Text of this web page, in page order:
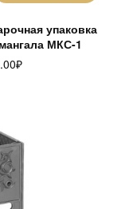
упаковка
МКС-1
₽